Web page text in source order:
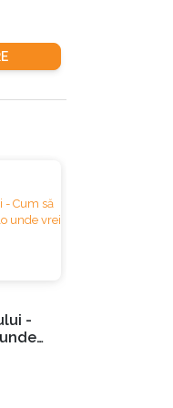
nu
-
să fii